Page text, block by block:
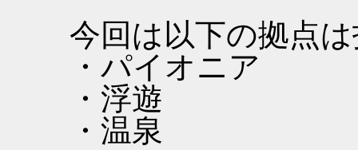
今回は以下の拠点
・パイオニア
・浮遊
・温泉